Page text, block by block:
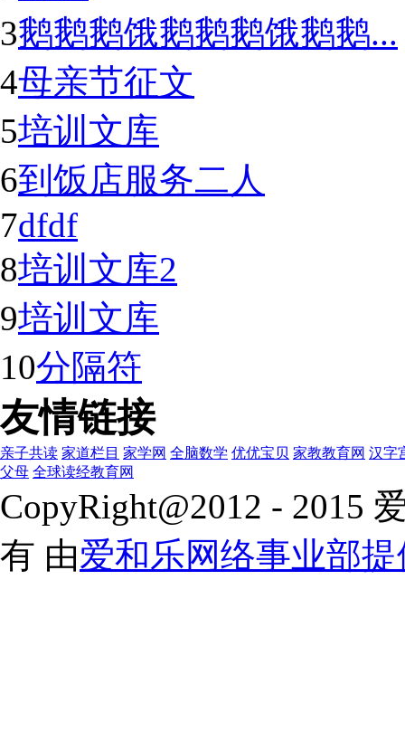
3鹅鹅鹅饿鹅鹅鹅饿鹅鹅...
4母亲节征文
5培训文库
6到饭店服务二人
7dfdf
8培训文库2
9培训文库
10分隔符
友情链接
亲子共读 家道栏目 家学网 全脑数学 优优宝贝 家教教育网 汉字
父母 全球读经教育网
CopyRight@2012 - 2015
有 由爱和乐网络事业部